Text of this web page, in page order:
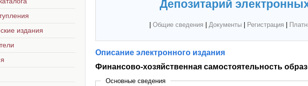
Депозитарий
Общие сведения Документы| Регистрация
Описание электронного издания
Финансово-хозяйственная самостоятельность
Основные сведения
издания